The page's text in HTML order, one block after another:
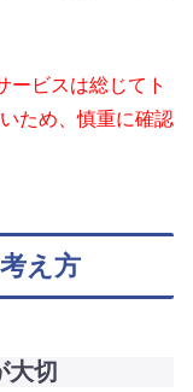
ービスは総じてト
ため、慎重に確認
え方
大切